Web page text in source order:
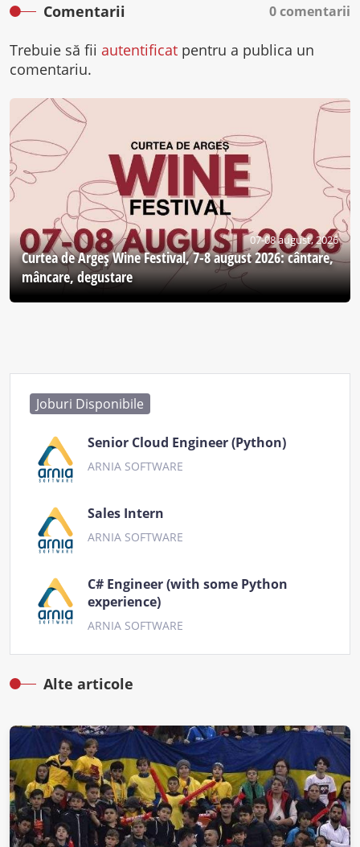
Comentarii 0 comentarii
Trebuie să fii autentificat pentru a publica un
comentariu.
07-08 august, 2026
Curtea de Argeş Wine Festival, 7-8 august 2026: cântare,
mâncare, degustare
Joburi Disponibile
Senior Cloud Engineer (Python)
ARNIA SOFTWARE
Sales Intern
ARNIA SOFTWARE
C# Engineer (with some Python
experience)
ARNIA SOFTWARE
Alte articole